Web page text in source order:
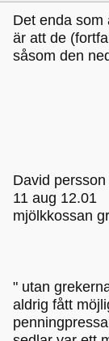
Det enda som
är att de
såsom den
David persson
11 aug 12.01
mjölkkossan
" utan
aldrig fått